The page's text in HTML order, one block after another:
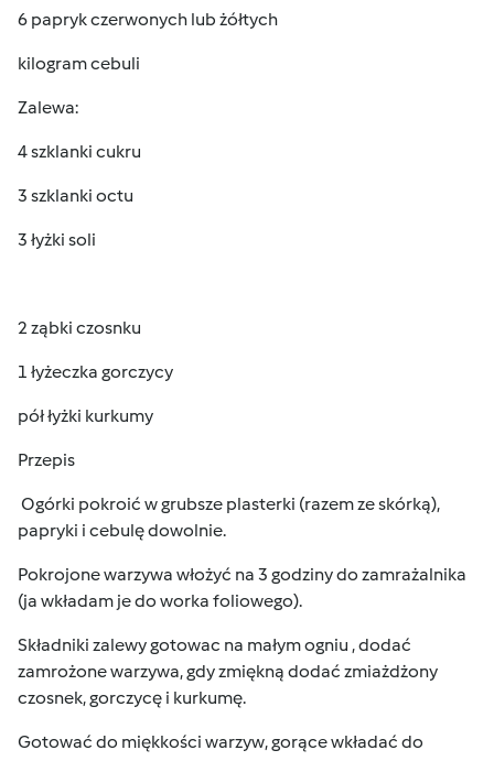
6 papryk czerwonych lub żółtych
kilogram cebuli
Zalewa:
4 szklanki cukru
3 szklanki octu
3 łyżki soli
2 ząbki czosnku
1 łyżeczka gorczycy
pół łyżki kurkumy
Przepis
Ogórki pokroić w grubsze plasterki (razem ze skórką),
papryki i cebulę dowolnie.
Pokrojone warzywa włożyć na 3 godziny do zamrażalnika
(ja wkładam je do worka foliowego).
Składniki zalewy gotowac na małym ogniu , dodać
zamrożone warzywa, gdy zmiękną dodać zmiażdżony
czosnek, gorczycę i kurkumę.
Gotować do miękkości warzyw, gorące wkładać do